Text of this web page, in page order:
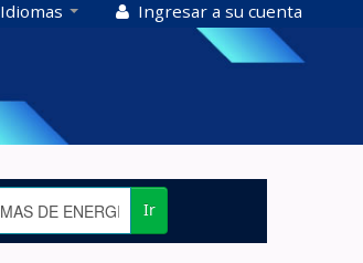
Idiomas Ingresar a su cuenta
Ir